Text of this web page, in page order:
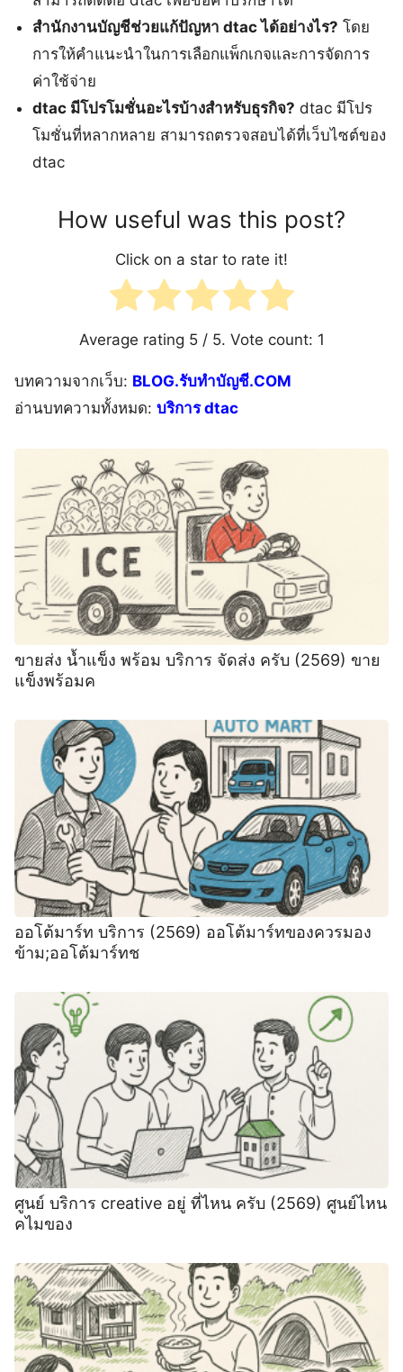
สำนักงานบัญชีช่วยแก้ปัญหา dtac ได้อย่างไร? โดย
การให้คำแนะนำในการเลือกแพ็กเกจและการจัดการ
ค่าใช้จ่าย
dtac มีโปรโมชั่นอะไรบ้างสำหรับธุรกิจ? dtac มีโปร
โมชั่นที่หลากหลาย สามารถตรวจสอบได้ที่เว็บไซต์ของ
dtac
How useful was this post?
Click on a star to rate it!
Average rating 5/ 5. Vote count: 1
บทความจากเว็บ: BLOG.รับทำบัญชี.COM
อ่านบทความทั้งหมด: บริการ dtac
ขายส่ง น้ำแข็ง พร้อม บริการ จัดส่ง ครับ (2569) ขาย
แข็งพร้อมค
ออโต้มาร์ท บริการ (2569) ออโต้มาร์ทของควรมอง
ข้าม;ออโต้มาร์ทช
ศูนย์ บริการ creative อยู่ ที่ไหน ครับ (2569) ศูนย์ไหน
คไมของ